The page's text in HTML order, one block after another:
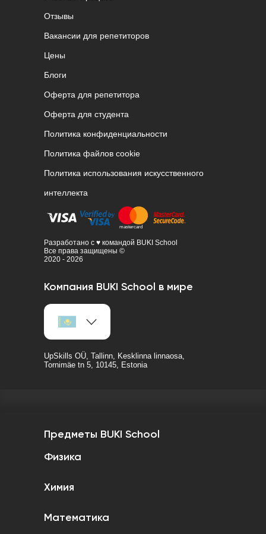
Отзывы
Вакансии для репетиторов
Цены
Блоги
Оферта для репетитора
Оферта для студента
Политика конфиденциальности
Политика файлов cookie
Политика использования искусственного
интеллекта
Разработано с ♥ командой BUKI School
Все права защищены ©
2020 - 2026
Компания BUKI School в мире
UpSkills OÜ, Tallinn, Kesklinna linnaosa,
Tornimäe tn 5, 10145, Estonia
Предметы BUKI School
Физика
Химия
Математика